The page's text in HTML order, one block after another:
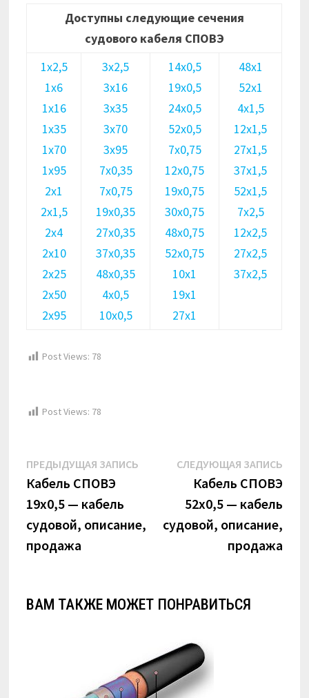
Доступны следующие сечения
судового кабеля СПОВЭ
1х2,5
1х6
1х16
1х35
1х70
1х95
2х1
2х1,5
2х4
2х10
2х25
2х50
2х95
3х2,5
3х16
3х35
3х70
3х95
7х0,35
7х0,75
19х0,35
27х0,35
37х0,35
48х0,35
4х0,5
10х0,5
14х0,5
19х0,5
24х0,5
52х0,5
7х0,75
12х0,75
19х0,75
30х0,75
48х0,75
52х0,75
10х1
19х1
27х1
48х1
52х1
4х1,5
12х1,5
27х1,5
37х1,5
52х1,5
7х2,5
12х2,5
27х2,5
37х2,5
Post Views: 78
Post Views: 78
Навигация
по
записям
ПРЕДЫДУЩАЯ ЗАПИСЬ Предыдущая
Кабель СПОВЭ
19х0,5 — кабель
судовой, описание,
продажа
СЛЕДУЮЩАЯ ЗАПИСЬ
Кабель СПОВЭ
52х0,5 — кабель
судовой, описание,
продажа
ВАМ ТАКЖЕ МОЖЕТ ПОНРАВИТЬСЯ